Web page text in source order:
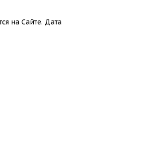
на Сайте. Дата